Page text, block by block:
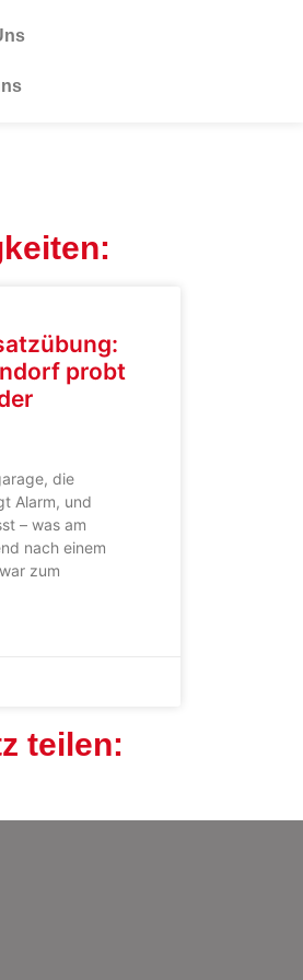
probt
die
Alarm, und
– was am
nach einem
zum
teilen: